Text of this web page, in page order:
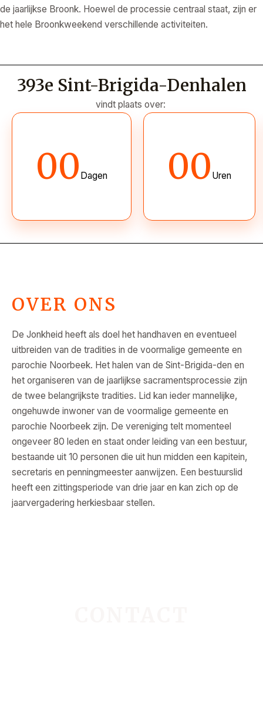
de jaarlijkse Broonk. Hoewel de processie centraal staat, zijn er
het hele Broonkweekend verschillende activiteiten.
393e Sint-Brigida-Denhalen
vindt plaats over:
00 Dagen 00 Uren
OVER ONS
De Jonkheid heeft als doel het handhaven en eventueel
uitbreiden van de tradities in de voormalige gemeente en
parochie Noorbeek. Het halen van de Sint-Brigida-den en
het organiseren van de jaarlijkse sacramentsprocessie zijn
de twee belangrijkste tradities. Lid kan ieder mannelijke,
ongehuwde inwoner van de voormalige gemeente en
parochie Noorbeek zijn. De vereniging telt momenteel
ongeveer 80 leden en staat onder leiding van een bestuur,
bestaande uit 10 personen die uit hun midden een kapitein,
secretaris en penningmeester aanwijzen. Een bestuurslid
heeft een zittingsperiode van drie jaar en kan zich op de
jaarvergadering herkiesbaar stellen.